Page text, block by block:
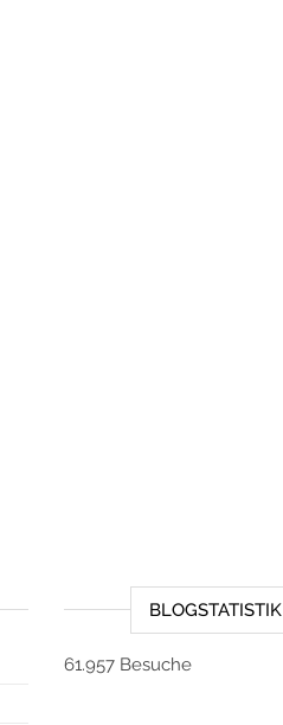
BLOGSTATISTIK
61.957 Besuche